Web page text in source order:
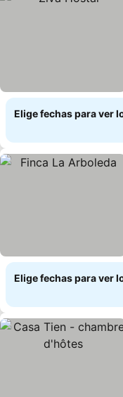
Elige fechas para ver
Elige fechas para ver